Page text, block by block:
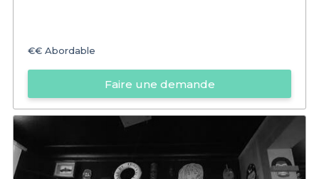
€€ Abordable
Faire une demande